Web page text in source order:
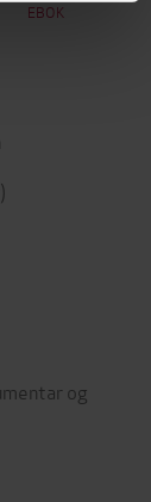
EBOK
og